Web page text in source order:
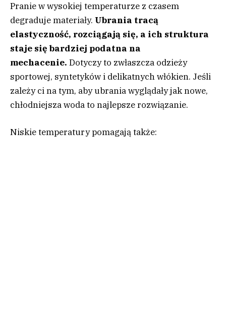
Pranie w wysokiej temperaturze z czasem
degraduje materiały. Ubrania tracą
elastyczność, rozciągają się, a ich struktura
staje się bardziej podatna na
mechacenie. Dotyczy to zwłaszcza odzieży
sportowej, syntetyków i delikatnych włókien. Jeśli
zależy ci na tym, aby ubrania wyglądały jak nowe,
chłodniejsza woda to najlepsze rozwiązanie.
Niskie temperatury pomagają także: